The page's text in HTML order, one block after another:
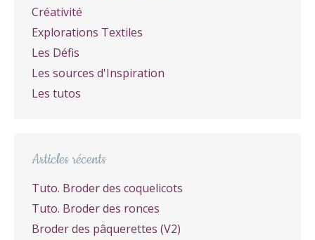
Créativité
Explorations Textiles
Les Défis
Les sources d'Inspiration
Les tutos
Articles récents
Tuto. Broder des coquelicots
Tuto. Broder des ronces
Broder des pâquerettes (V2)